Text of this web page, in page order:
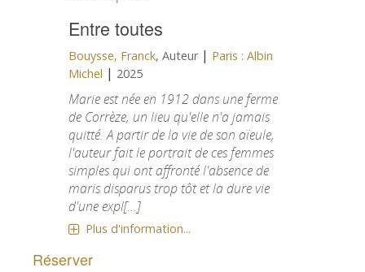
Entre toutes
Bouysse, Franck, Auteur | Paris : Albin
Michel | 2025
Marie est née en 1912 dans une ferme
de Corrèze, un lieu qu'elle n'a jamais
quitté. A partir de la vie de son aïeule,
l'auteur fait le portrait de ces femmes
simples qui ont affronté l'absence de
maris disparus trop tôt et la dure vie
d'une expl[...]
Plus d'information...
Réserver